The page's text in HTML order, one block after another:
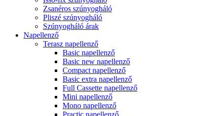
Zsanéros szúnyogháló
Pliszé szúnyogháló
Szúnyogháló árak
Napellenző
Terasz napellenző
Basic napellenző
Basic new napellenző
Compact napellenző
Basic extra napellenző
Full Cassette napellenző
Mini napellenző
Mono napellenző
Practic napellenző